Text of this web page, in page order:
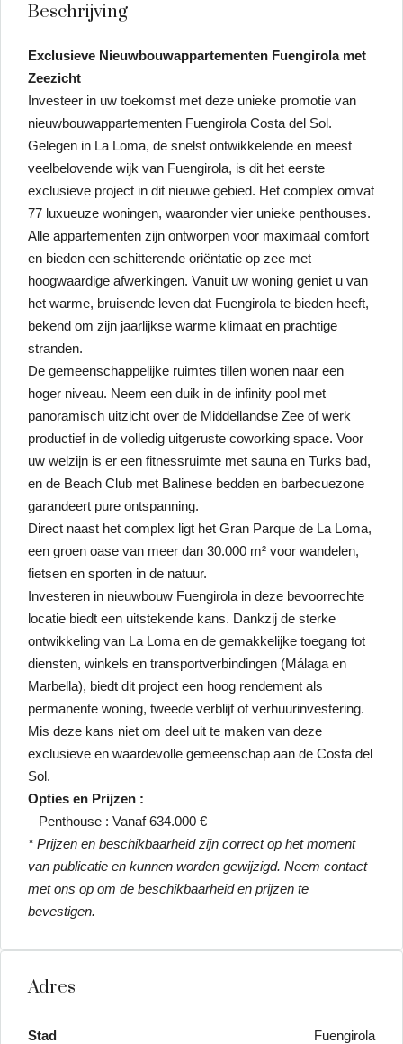
Beschrijving
Exclusieve Nieuwbouwappartementen Fuengirola met
Zeezicht
Investeer in uw toekomst met deze unieke promotie van
nieuwbouwappartementen Fuengirola Costa del Sol.
Gelegen in La Loma, de snelst ontwikkelende en meest
veelbelovende wijk van Fuengirola, is dit het eerste
exclusieve project in dit nieuwe gebied. Het complex omvat
77 luxueuze woningen, waaronder vier unieke penthouses.
Alle appartementen zijn ontworpen voor maximaal comfort
en bieden een schitterende oriëntatie op zee met
hoogwaardige afwerkingen. Vanuit uw woning geniet u van
het warme, bruisende leven dat Fuengirola te bieden heeft,
bekend om zijn jaarlijkse warme klimaat en prachtige
stranden.
De gemeenschappelijke ruimtes tillen wonen naar een
hoger niveau. Neem een duik in de infinity pool met
panoramisch uitzicht over de Middellandse Zee of werk
productief in de volledig uitgeruste coworking space. Voor
uw welzijn is er een fitnessruimte met sauna en Turks bad,
en de Beach Club met Balinese bedden en barbecuezone
garandeert pure ontspanning.
Direct naast het complex ligt het Gran Parque de La Loma,
een groen oase van meer dan 30.000 m² voor wandelen,
fietsen en sporten in de natuur.
Investeren in nieuwbouw Fuengirola in deze bevoorrechte
locatie biedt een uitstekende kans. Dankzij de sterke
ontwikkeling van La Loma en de gemakkelijke toegang tot
diensten, winkels en transportverbindingen (Málaga en
Marbella), biedt dit project een hoog rendement als
permanente woning, tweede verblijf of verhuurinvestering.
Mis deze kans niet om deel uit te maken van deze
exclusieve en waardevolle gemeenschap aan de Costa del
Sol.
Opties en Prijzen :
– Penthouse : Vanaf 634.000 €
* Prijzen en beschikbaarheid zijn correct op het moment
van publicatie en kunnen worden gewijzigd. Neem contact
met ons op om de beschikbaarheid en prijzen te
bevestigen.
Adres
Stad Fuengirola